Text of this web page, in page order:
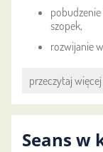
szopek,
rozwijanie
Konkurs
rozstrzygnięty:
przeczytaj więcej
Seans w